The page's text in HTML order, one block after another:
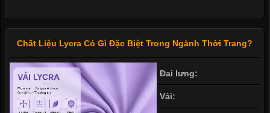
Chất Liệu Lycra Có Gì Đặc Biệt Trong Ngành Thời Trang?
Đai lưng:
Vải: